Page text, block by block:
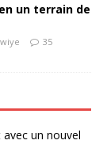
un terrain de
35
un nouvel